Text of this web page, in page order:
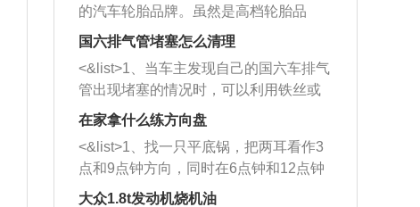
的汽车轮胎品牌。虽然是高档轮胎品
牌，但是中高低端的轮胎都有生产，这
也是为了更好的开拓市场。
国六排气管堵塞怎么清理
<&list>1、当车主发现自己的国六车排气
管出现堵塞的情况时，可以利用铁丝或
者是细棍，直接将杂物给取出来，如果
堵塞情况比较严重，也可以采取应急措
施。 <&list>2、直接利用木棍将所有的
杂物推到排气管里面的位置处，然后将
三元催化器拆解开，就可以将堵塞的东
在家拿什么练方向盘
<&list>1、找一只平底锅，把两耳看作3
点和9点钟方向，同时在6点钟和12点钟
方向做一个标记。 <&list>2、双手握住
大众1.8t发动机烧机油